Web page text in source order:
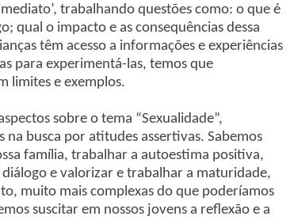
trabalhando questões como: o que é
qual o impacto e as consequências dessa
têm acesso a informações e experiências
para experimentá-las, temos que
limites e exemplos.
sobre o tema “Sexualidade”,
busca por atitudes assertivas. Sabemos
família, trabalhar a autoestima positiva,
e valorizar e trabalhar a maturidade,
muito mais complexas do que poderíamos
suscitar em nossos jovens a reflexão e a